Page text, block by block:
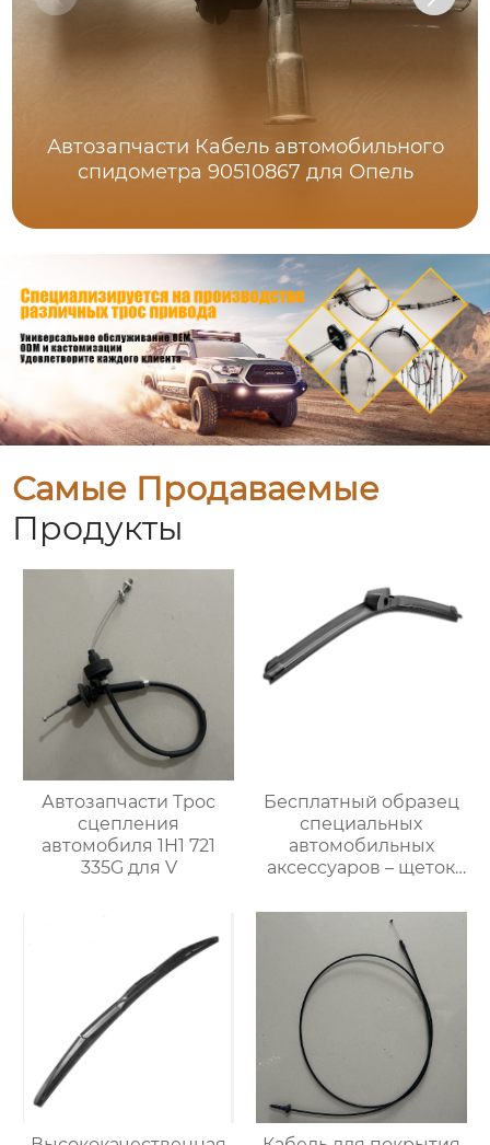
Автозапчасти Кабель автомобильного
спидометра 90510867 для Опель
Самые Продаваемые
Продукты
Автозапчасти Трос
сцепления
автомобиля 1H1 721
335G для V
Бесплатный образец
специальных
автомобильных
аксессуаров – щеток
автомобилей BMW M6